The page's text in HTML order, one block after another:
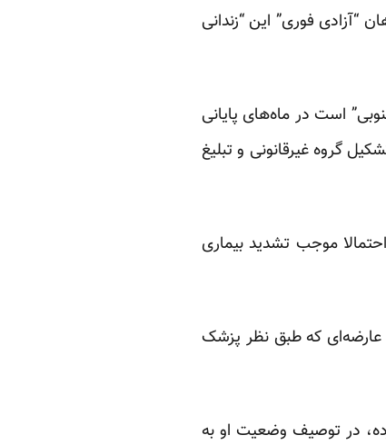
خواهان “آزادی فوری” این “زندانی
است در ماه‌های پایانی
گروه غیرقانونی و تبلیغ
موجب تشدید بیماری
عارضه‌ای که طبق نظر پزشک
کرده، در توصیف وضعیت او به